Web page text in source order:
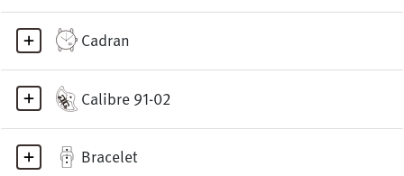
Cadran
Calibre 91-02
Bracelet